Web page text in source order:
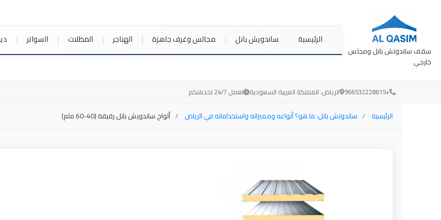
سقف ساندوتش بانل ومجلس
خارجي
الرئيسية ساندويش بانل مجالس وغرف جاهزة الهناجر المظلات السواتر
+966532228615 الرياض، المملكة العربية السعودية نعمل 24/7 لخدمتكم
الرئيسية ساندوتش بانل: ما هو؟ أنواعه ومميزاته واستخداماته في الرياض ألواح ساندويش بانل رقيقة (40-60 ملم)